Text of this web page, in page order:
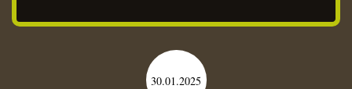
30.01.2025